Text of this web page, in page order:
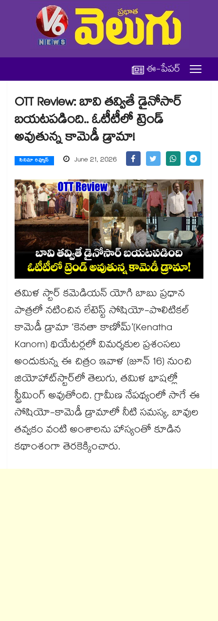
ఈ-పేపర్
OTT Review: బావి తవ్వితే డైనోసార్
బయటపడింది.. ఓటీటీలో ట్రెండ్
అవుతున్న కామెడీ డ్రామా!
సినిమా రివ్యూస్ June 21, 2026
తమిళ స్టార్ కమెడియన్ యోగి బాబు ప్రధాన
పాత్రలో నటించిన లేటెస్ట్ సోషియో-పొలిటికల్
కామెడీ డ్రామా ‘కెనతా కాణోమ్’(Kenatha
Kanom) థియేటర్లలో విమర్శకుల ప్రశంసలు
అందుకున్న ఈ చిత్రం ఇవాళ (జూన్ 16) నుంచి
జియోహాట్‌స్టార్‌లో తెలుగు, తమిళ భాషల్లో
స్ట్రీమింగ్ అవుతోంది. గ్రామీణ నేపథ్యంలో సాగే ఈ
సోషియో-కామెడీ డ్రామాలో నీటి సమస్య, బావుల
తవ్వకం వంటి అంశాలను హాస్యంతో కూడిన
కథాంశంగా తెరకెక్కించారు.